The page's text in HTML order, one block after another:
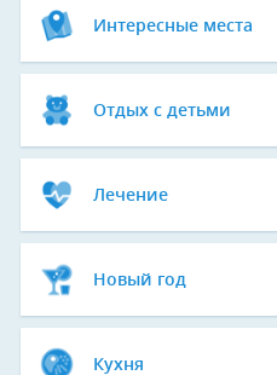
Интересные места
Отдых с детьми
Лечение
Новый год
Кухня